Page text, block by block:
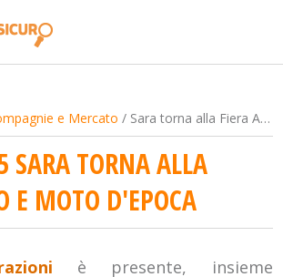
e Mercato / Sara torna alla Fiera Auto e Moto d'Epoca
TORNA ALLA
E MOTO D'EPOCA
è presente, insieme